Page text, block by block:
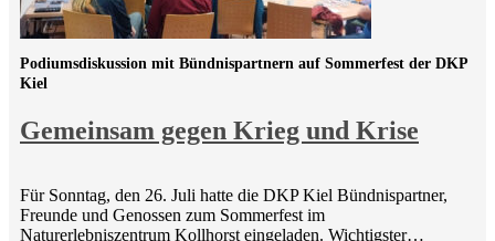
Gemeinsam gegen Krieg und Krise
Podiumsdiskussion mit Bündnispartnern auf Sommerfest der DKP
Kiel
Für Sonntag, den 26. Juli hatte die DKP Kiel Bündnispartner,
Freunde und Genossen zum Sommerfest im
Naturerlebniszentrum Kollhorst eingeladen. Wichtigster…